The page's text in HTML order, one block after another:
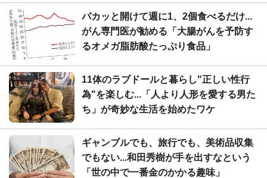
パカッと開けて週に1、2個食べるだけ...
がん専門医が勧める「大腸がんを予防す
るオメガ脂肪酸たっぷり食品」
11体のラブドールと暮らし"正しい性行
為"を楽しむ...「人より人形を愛する男た
ち」が奇妙な生活を始めたワケ
ギャンブルでも、旅行でも、美術品収集
でもない...和田秀樹が手を出すなという
「世の中で一番金のかかる趣味」